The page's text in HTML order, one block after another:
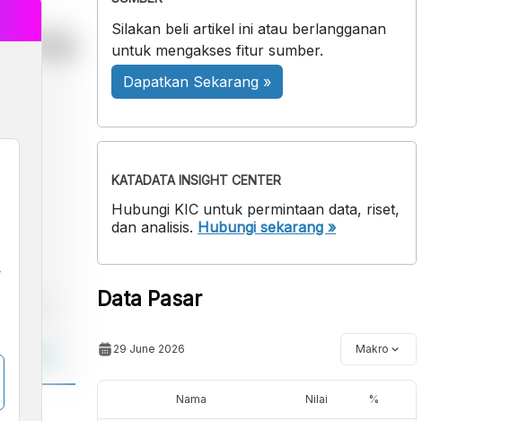
Silakan beli artikel ini atau berlangganan
untuk mengakses fitur sumber.
Dapatkan Sekarang »
KATADATA INSIGHT CENTER
Hubungi KIC untuk permintaan data, riset,
dan analisis. Hubungi sekarang »
Data Pasar
29 June 2026 Makro
Nama Nilai %